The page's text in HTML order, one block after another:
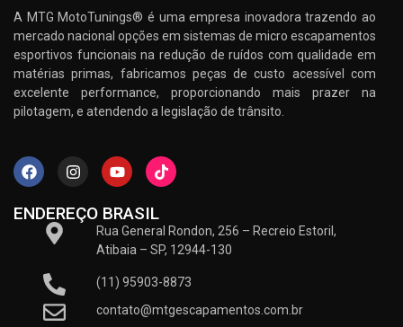
A MTG MotoTunings® é uma empresa inovadora trazendo ao
mercado nacional opções em sistemas de micro escapamentos
esportivos funcionais na redução de ruídos com qualidade em
matérias primas, fabricamos peças de custo acessível com
excelente performance, proporcionando mais prazer na
pilotagem, e atendendo a legislação de trânsito.
ENDEREÇO BRASIL
Rua General Rondon, 256 – Recreio Estoril,
Atibaia – SP, 12944-130
(11) 95903-8873
contato@mtgescapamentos.com.br